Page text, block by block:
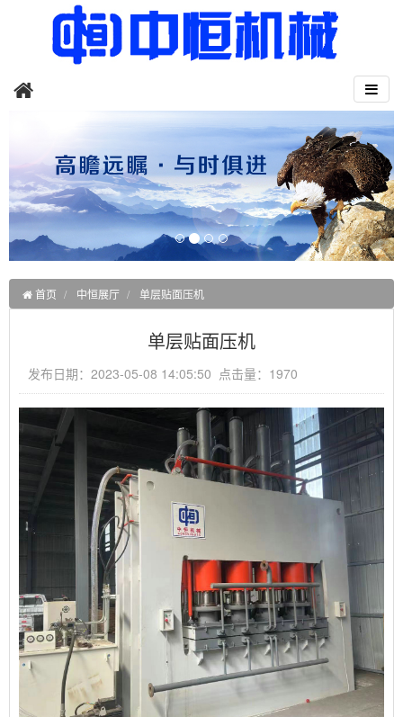
首页 中恒展厅 单层贴面压机
单层贴面压机
发布日期：2023-05-08 14:05:50 点击量：1970